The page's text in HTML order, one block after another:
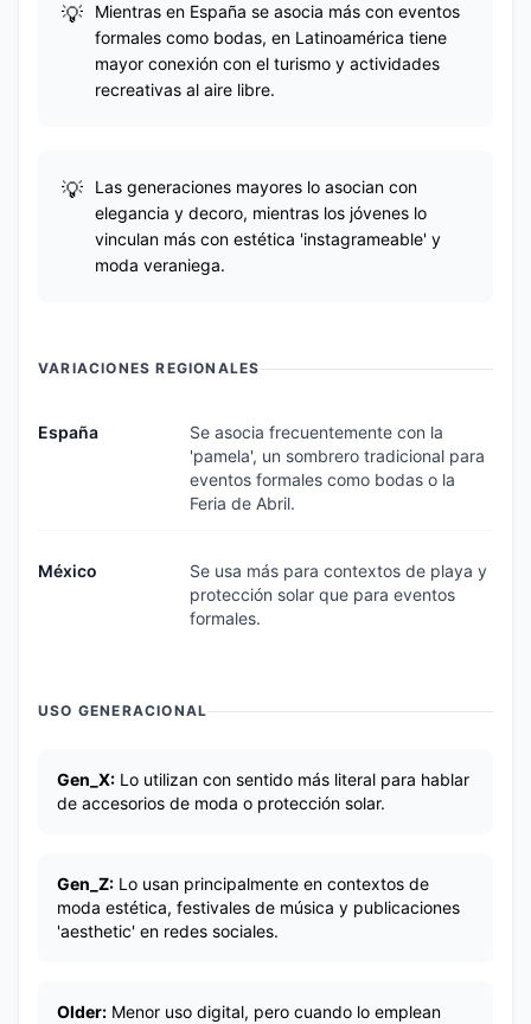
Mientras en España se asocia más con eventos
formales como bodas, en Latinoamérica tiene
mayor conexión con el turismo y actividades
recreativas al aire libre.
Las generaciones mayores lo asocian con
elegancia y decoro, mientras los jóvenes lo
vinculan más con estética 'instagrameable' y
moda veraniega.
VARIACIONES REGIONALES
España
Se asocia frecuentemente con la
'pamela', un sombrero tradicional para
eventos formales como bodas o la
Feria de Abril.
México
Se usa más para contextos de playa y
protección solar que para eventos
formales.
USO GENERACIONAL
Gen_X: Lo utilizan con sentido más literal para hablar
de accesorios de moda o protección solar.
Gen_Z: Lo usan principalmente en contextos de
moda estética, festivales de música y publicaciones
'aesthetic' en redes sociales.
Older: Menor uso digital, pero cuando lo emplean